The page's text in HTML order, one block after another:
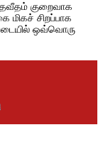
குறைவாக
மிகச் சிறப்பாக
ஒவ்வொரு